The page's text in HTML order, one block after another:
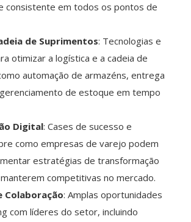
consistente em todos os pontos de
de Suprimentos: Tecnologias e
otimizar a logística e a cadeia de
automação de armazéns, entrega
de estoque em tempo
Digital: Cases de sucesso e
como empresas de varejo podem
estratégias de transformação
competitivas no mercado.
Colaboração: Amplas oportunidades
com líderes do setor, incluindo